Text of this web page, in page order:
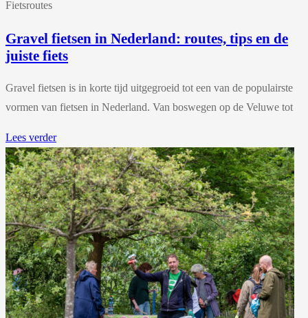
Fietsroutes
Gravel fietsen in Nederland: routes, tips en de
juiste fiets
Gravel fietsen is in korte tijd uitgegroeid tot een van de populairste
vormen van fietsen in Nederland. Van boswegen op de Veluwe tot
Lees verder